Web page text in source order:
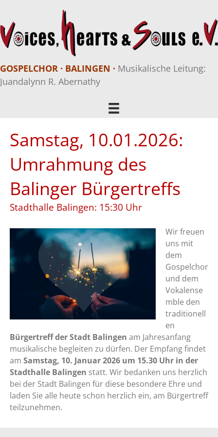
GOSPELCHOR · BALINGEN · Musikalische Leitung:
Juandalynn R. Abernathy
Samstag, 10.01.2026:
Umrahmung des
Balinger Bürgertreffs
Stadthalle Balingen: 15:30 Uhr
Wir freuen
uns mit
dem
Gospelchor
und dem
Vokalense
mble den
traditionell
en
Bürgertreff der Stadt Balingen am Jahresanfang
musikalische begleiten zu dürfen. Der Empfang findet
am Samstag, 10. Januar 2026 um 15.30 Uhr in der
Stadthalle Balingen statt. Wir bedanken uns herzlich
bei der Stadt Balingen für diese besondere Ehre und
laden Sie alle heute schon herzlich ein, am Bürgertreff
teilzunehmen.